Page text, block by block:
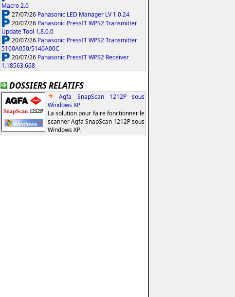
Macro 2.0
27/07/26 Panasonic LED Manager LV 1.0.24
20/07/26 Panasonic PressIT WPS2 Transmitter
Update Tool 1.8.0.0
20/07/26 Panasonic PressIT WPS2 Transmitter
5100A050/5140A00C
20/07/26 Panasonic PressIT WPS2 Receiver
1.18563.668
DOSSIERS RELATIFS
Agfa SnapScan 1212P sous
Windows XP
La solution pour faire fonctionner le
scanner Agfa SnapScan 1212P sous
Windows XP.